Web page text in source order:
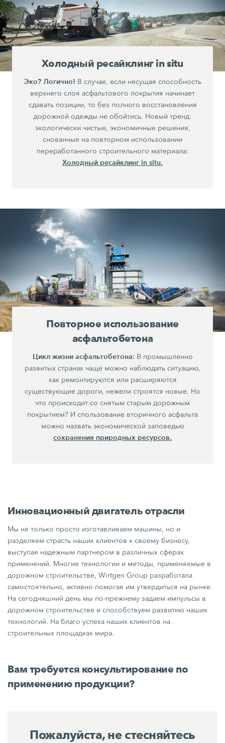
Холодный ресайклинг in situ
Эко? Логично! В случае, если несущая способность
верхнего слоя асфальтового покрытия начинает
сдавать позиции, то без полного восстановления
дорожной одежды не обойтись. Новый тренд:
экологически чистые, экономичные решения,
снованные на повторном использовании
переработанного строительного материала:
Холодный ресайклинг in situ.
Повторное использование
асфальтобетона
Цикл жизни асфальтобетона: В промышленно
развитых странах чаще можно наблюдать ситуацию,
как ремонтируются или расширяются
существующие дороги, нежели строятся новые. Но
что происходит со снятым старым дорожным
покрытием? И спользование вторичного асфальта
можно назвать экономической заповедью
сохранения природных ресурсов.
Инновационный двигатель отрасли
Мы не только просто изготавливаем машины, но и
разделяем страсть наших клиентов к своему бизнесу,
выступая надежным партнером в различных сферах
применений. Многие технологии и методы, применяемые в
дорожном строительстве, Wirtgen Group разработала
самостоятельно, активно помогая им утвердиться на рынке.
На сегодняшний день мы по-прежнему задаем импульсы в
дорожном строительстве и способствуем развитию наших
технологий. На благо успеха наших клиентов на
строительных площадках мира.
Вам требуется консультирование по
применению продукции?
Пожалуйста, не стесняйтесь